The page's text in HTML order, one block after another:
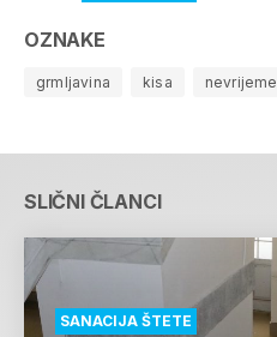
OZNAKE
grmljavina kisa nevrijeme
SLIČNI ČLANCI
SANACIJA ŠTETE